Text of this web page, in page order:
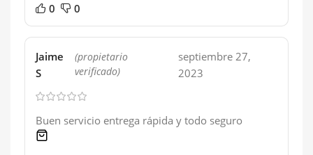
0 0
Jaime
S
(propietario
verificado)
septiembre 27,
2023
Buen servicio entrega rápida y todo seguro